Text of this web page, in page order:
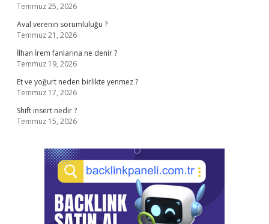
Temmuz 25, 2026
Aval verenin sorumluluğu ?
Temmuz 21, 2026
İlhan İrem fanlarına ne denir ?
Temmuz 19, 2026
Et ve yoğurt neden birlikte yenmez ?
Temmuz 17, 2026
Shift insert nedir ?
Temmuz 15, 2026